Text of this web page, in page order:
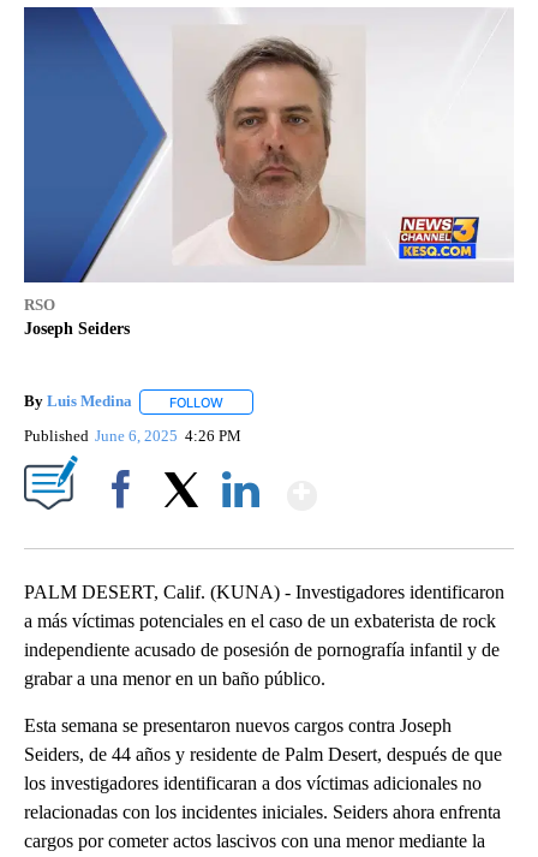
RSO
Joseph Seiders
By Luis Medina FOLLOW
Published June 6, 2025 4:26 PM
PALM DESERT, Calif. (KUNA) - Investigadores identificaron
a más víctimas potenciales en el caso de un exbaterista de rock
independiente acusado de posesión de pornografía infantil y de
grabar a una menor en un baño público.
Esta semana se presentaron nuevos cargos contra Joseph
Seiders, de 44 años y residente de Palm Desert, después de que
los investigadores identificaran a dos víctimas adicionales no
relacionadas con los incidentes iniciales. Seiders ahora enfrenta
cargos por cometer actos lascivos con una menor mediante la